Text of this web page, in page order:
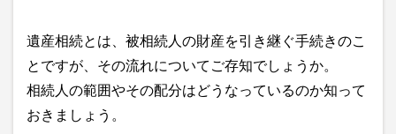
遺産相続とは、被相続人の財産を引き継ぐ手続きのこ
とですが、その流れについてご存知でしょうか。
相続人の範囲やその配分はどうなっているのか知って
おきましょう。